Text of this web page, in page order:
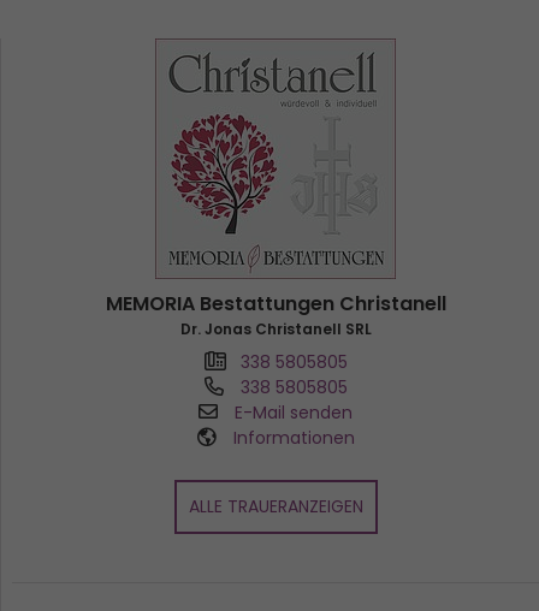
MEMORIA Bestattungen Christanell
Dr. Jonas Christanell SRL
338 5805805
338 5805805
E-Mail senden
Informationen
ALLE TRAUERANZEIGEN